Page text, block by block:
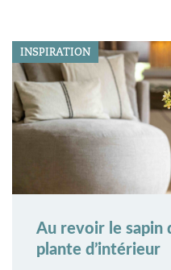
INSPIRATION
Au revoir le sapin
plante d’intérieur